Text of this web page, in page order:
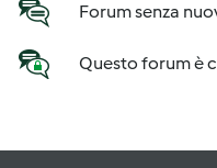
Forum senza
Questo forum è